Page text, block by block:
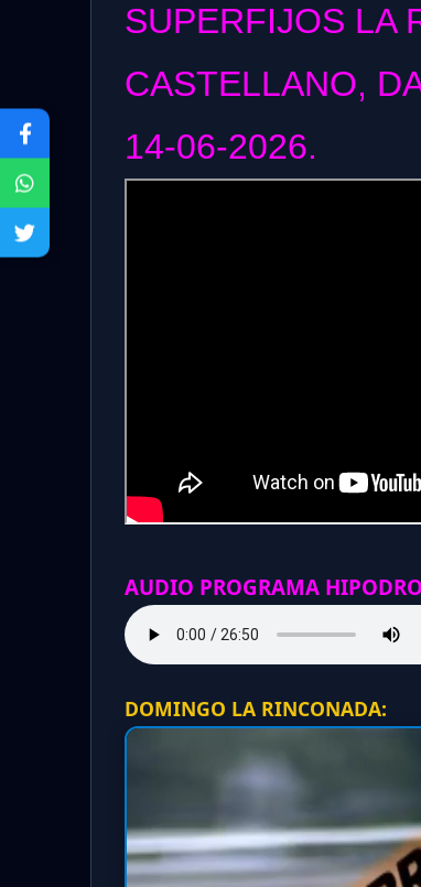
SUPERFIJOS LA
CASTELLANO,
14-06-2026.
AUDIO PROGRAMA
DOMINGO LA RINCONADA: